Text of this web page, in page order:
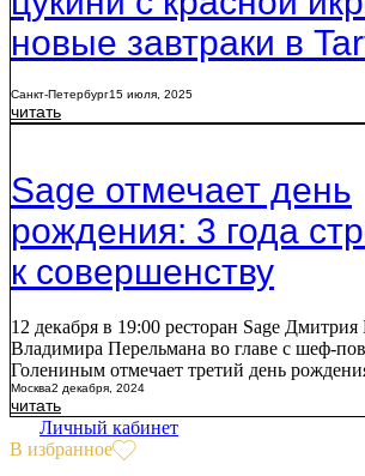
новые завтраки в
Санкт-Петербург15 июля, 2025
читать
Sage отмечает день
рождения: 3 года
к совершенству
12 декабря в 19:00 ресторан Sage
Владимира Перельмана во главе с шеф-
Голениным отмечает третий день
Москва2 декабря, 2024
читать
Личный кабинет
В избранное